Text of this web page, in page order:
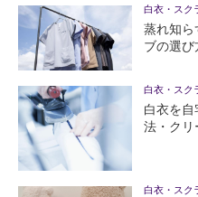
白衣・スク
蒸れ知ら
ブの選び
白衣・スク
白衣を
法・クリ
白衣・スク